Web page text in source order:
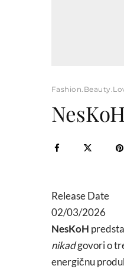
Release Date
02/03/2026
NesKoH
nikadgovori o
energičnu